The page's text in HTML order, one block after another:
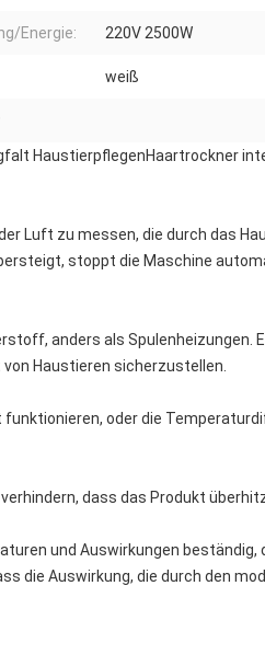
Energie: 220V 2500W
weiß
HaustierpflegenHaartrockner
Luft zu messen, die durch das
stoppt die Maschine
anders als Spulenheizungen.
Haustieren sicherzustellen.
oder die
dass das Produkt
und Auswirkungen beständig,
die Auswirkung, die durch den